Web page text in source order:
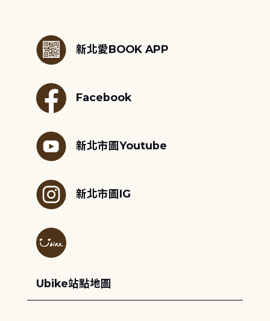
新北愛BOOK APP
Facebook
新北市圖Youtube
新北市圖IG
Ubike站點地圖